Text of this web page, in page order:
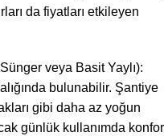
da fiyatları etkileyen
veya Basit Yaylı):
bulunabilir. Şantiye
gibi daha az yoğun
günlük kullanımda konfor